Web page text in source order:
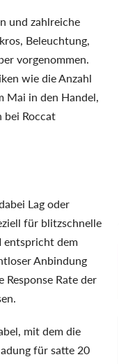
und zahlreiche
Beleuchtung,
vorgenommen.
wie die Anzahl
Mai in den Handel,
bei Roccat
Lag oder
für blitzschnelle
entspricht dem
Anbindung
Rate der
mit dem die
für satte 20